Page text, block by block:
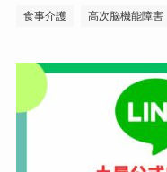
食事介護 高次脳機能障害